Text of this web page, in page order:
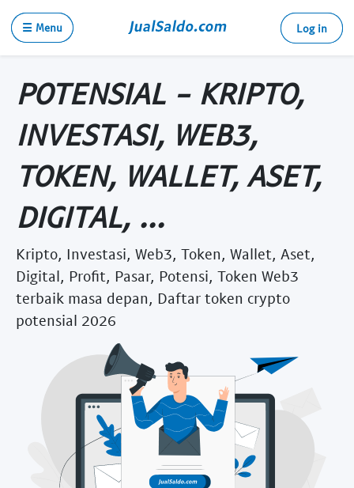
☰ Menu Log in
POTENSIAL - KRIPTO,
INVESTASI, WEB3,
TOKEN, WALLET, ASET,
DIGITAL, ...
Kripto, Investasi, Web3, Token, Wallet, Aset,
Digital, Profit, Pasar, Potensi, Token Web3
terbaik masa depan, Daftar token crypto
potensial 2026